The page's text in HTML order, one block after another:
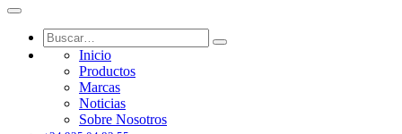
Inicio
Productos
Marcas
Noticias
Sobre Nosotros